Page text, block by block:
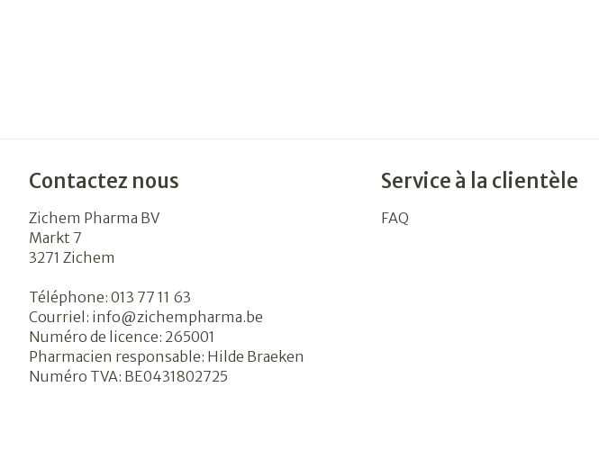
Contactez nous
Zichem Pharma BV
Markt 7
3271 Zichem
Téléphone: 013 77 11 63
Courriel: info@zichempharma.be
Numéro de licence: 265001
Pharmacien responsable: Hilde Braeken
Numéro TVA: BE0431802725
Service à la clientèle
FAQ